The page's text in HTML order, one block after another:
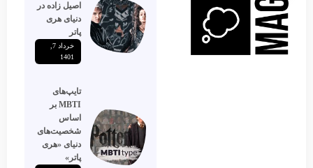
اصیل زاده‌ در
دنیای هری
پاتر
1401
تایپ‌های
MBTI بر
اساس
شخصیت‌های
دنیای «هری
پاتر»